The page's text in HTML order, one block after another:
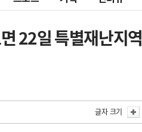
22일 특별재난지역
글자 크기